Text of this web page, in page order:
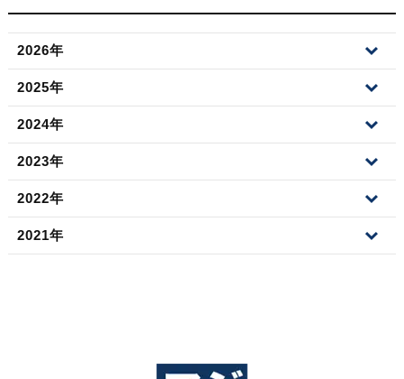
2026年
2025年
2024年
2023年
2022年
2021年